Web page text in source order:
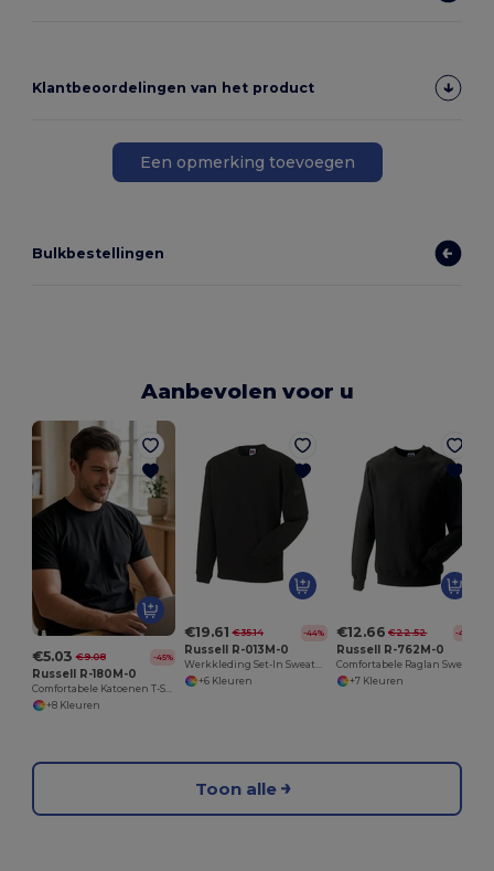
Klantbeoordelingen van het product
Een opmerking toevoegen
Bulkbestellingen
Aanbevolen voor u
€5.03 €9.08 -45%
Russell R-180M-0
Comfortabele Katoenen T-Shirt van Russell
+8 Kleuren
€19.61 €35.14 -44%
Russell R-013M-0
Werkkleding Set-In Sweatshirt
+6 Kleuren
€12.66 €22.52 -44%
Russell R-762M-0
+7 Kleuren
Toon alle